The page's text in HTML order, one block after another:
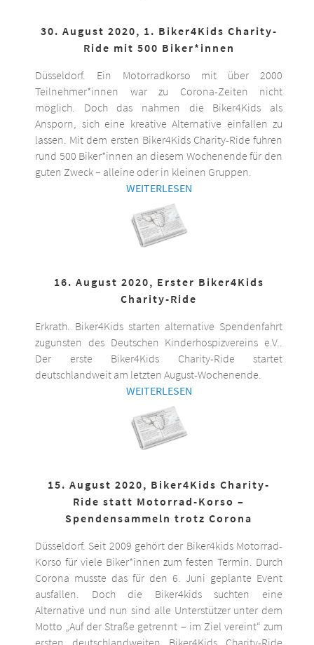
30. August 2020, 1. Biker4Kids Charity-
Ride mit 500 Biker*innen
Düsseldorf. Ein Motorradkorso mit über 2000
Teilnehmer*innen war zu Corona-Zeiten nicht
möglich. Doch das nahmen die Biker4Kids als
Ansporn, sich eine kreative Alternative einfallen zu
lassen. Mit dem ersten Biker4Kids Charity-Ride fuhren
rund 500 Biker*innen an diesem Wochenende für den
guten Zweck – alleine oder in kleinen Gruppen.
WEITERLESEN
16. August 2020, Erster Biker4Kids
Charity-Ride
Erkrath. Biker4Kids starten alternative Spendenfahrt
zugunsten des Deutschen Kinderhospizvereins e.V..
Der erste Biker4Kids Charity-Ride startet
deutschlandweit am letzten August-Wochenende.
WEITERLESEN
15. August 2020, Biker4Kids Charity-
Ride statt Motorrad-Korso –
Spendensammeln trotz Corona
Düsseldorf. Seit 2009 gehört der Biker4kids Motorrad-
Korso für viele Biker*innen zum festen Termin. Durch
Corona musste das für den 6. Juni geplante Event
ausfallen. Doch die Biker4kids suchten eine
Alternative und nun sind alle Unterstützer unter dem
Motto „Auf der Straße getrennt – im Ziel vereint“ zum
ersten deutschlandweiten Biker4Kids Charity-Ride